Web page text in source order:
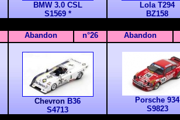
BMW 3.0 CSL
S1569 *
Lola T294
BZ158
Abandon n°26 Abandon
Chevron B36
S4713
Porsche 934
S9823